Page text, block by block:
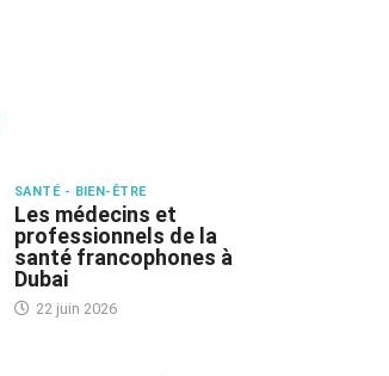
SANTÉ - BIEN-ÊTRE
Les médecins et
professionnels de la
santé francophones à
Dubai
22 juin 2026